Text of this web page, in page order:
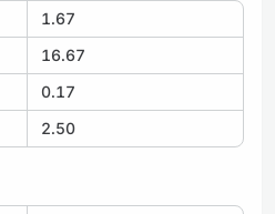
1.67
16.67
0.17
2.50